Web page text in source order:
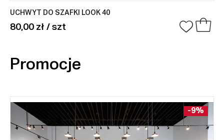
UCHWYT DO SZAFKI LOOK 40
80,00 zł / szt
Promocje
-9%